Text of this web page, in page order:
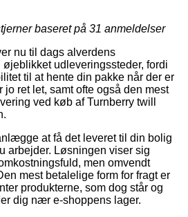
baseret på 31 anmeldelser
nu til dags alverdens
udleveringssteder, fordi
til at hente din pakke når der er
jo ret let, samt ofte også den mest
ved køb af Turnberry twill
at få det leveret til din bolig
arbejder. Løsningen viser sig
men omvendt
mest betalelige form for fragt er
produkterne, som dog står og
dig nær e-shoppens lager.